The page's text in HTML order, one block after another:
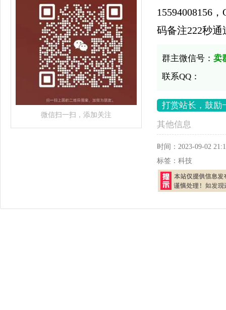
微信扫一扫，添加关注
15594008156
码备注222秒
群主微信号： 卖
联系QQ：
打赏站长，鼓励
其他信息
时间： 2023-09-02
标签： 科技